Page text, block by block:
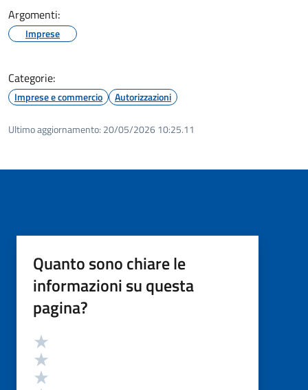
Argomenti:
Imprese
Categorie:
Imprese e commercio Autorizzazioni
Ultimo aggiornamento: 20/05/2026 10:25.11
Quanto sono chiare le
informazioni su questa
pagina?
Valutazione